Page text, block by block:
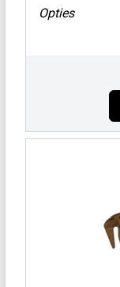
Opties